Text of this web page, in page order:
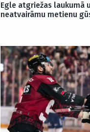
Egle atgriežas laukumā
neatvairāmu metienu